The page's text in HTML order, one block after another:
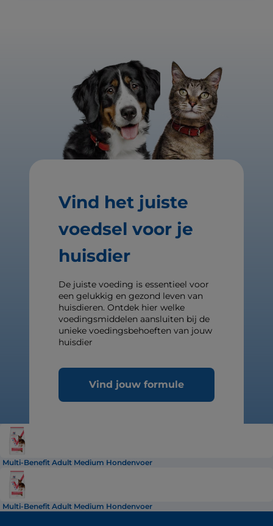
Vind het juiste
voedsel voor je
huisdier
De juiste voeding is essentieel voor
een gelukkig en gezond leven van
huisdieren. Ontdek hier welke
voedingsmiddelen aansluiten bij de
unieke voedingsbehoeften van jouw
huisdier
Vind jouw formule
Multi-Benefit Adult Medium Hondenvoer
Multi-Benefit Adult Medium Hondenvoer